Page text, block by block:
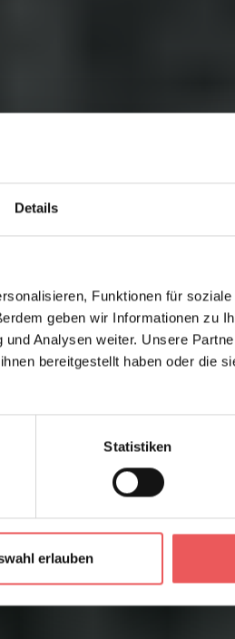
Details
Funktionen für
geben wir Informationen zu
Analysen weiter. Unsere
bereitgestellt haben oder die
Statistiken
erlauben